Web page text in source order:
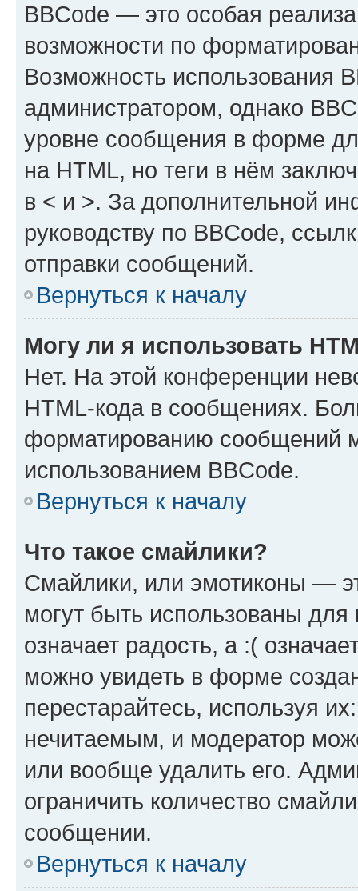
BBCode — это особая
возможности по
Возможность использования
администратором, однако
уровне сообщения в форме
на HTML, но теги в нём
в < и >. За дополнительной
руководству по BBCode,
отправки сообщений.
Вернуться к началу
Могу ли я использовать
Нет. На этой конференции
HTML-кода в сообщениях.
форматированию сообщений
использованием BBCode.
Вернуться к началу
Что такое смайлики?
Смайлики, или эмотиконы —
могут быть использованы
означает радость, а :(
можно увидеть в форме
перестарайтесь, используя
нечитаемым, и модератор
или вообще удалить его.
ограничить количество
сообщении.
Вернуться к началу